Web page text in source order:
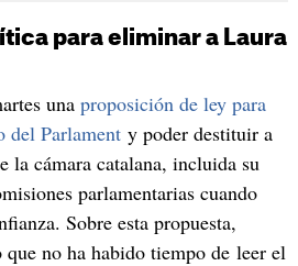
para eliminar a Laura
una proposición de ley para
del Parlamenty poder destituir a
la cámara catalana, incluida su
parlamentarias cuando
Sobre esta propuesta,
no ha habido tiempo de leer el